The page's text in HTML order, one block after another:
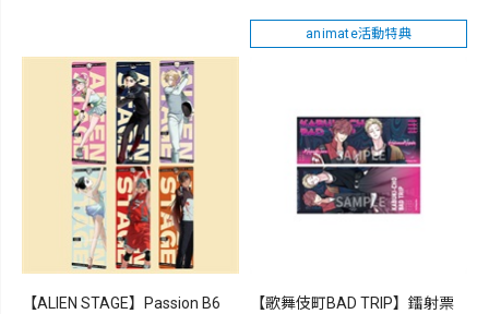
【ALIEN STAGE】Passion B6
animate活動特典
【歌舞伎町BAD TRIP】鐳射票